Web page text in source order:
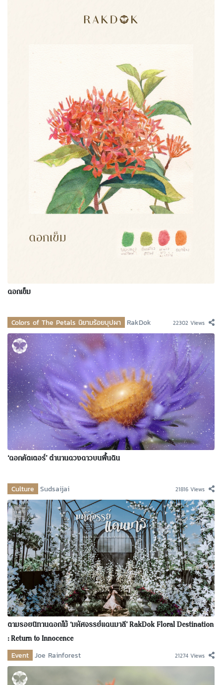
ดอกเข็ม
Colors of The Petals นิยามร้อยบุปผา RakDok 22302 Views
‘ดอกคัตเตอร์’ ตำนานดวงดาวบนพื้นดิน
Culture Sudsaijai 21816 Views
ตามรอยนิทานดอกไม้ ‘มหัศจรรย์แดนมาลี’ RakDok Floral Destination
: Return to Innocence
Event Joe Rainforest 21274 Views